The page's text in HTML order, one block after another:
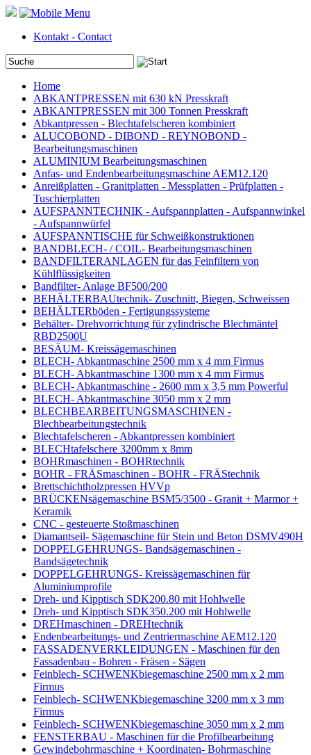
Kontakt - Contact
Home
ABKANTPRESSEN mit 630 kN Presskraft
ABKANTPRESSEN mit 300 Tonnen Presskraft
Abkantpressen - Blechtafelscheren kombiniert
ALUCOBOND - DIBOND - REYNOBOND -
Bearbeitungsmaschinen
ALUMINIUM Bearbeitungsmaschinen
Anfas- und Endenbearbeitungsmaschine AEM12.120
Anreißplatten - Granitplatten - Messplatten - Prüfplatten -
Tuschierplatten
AUFSPANNTECHNIK - Aufspannplatten - Aufspannwinkel
- Aufspannwürfel
AUFSPANNTISCHE für Schweißkonstruktionen
BANDBLECH- / COIL- Bearbeitungsmaschinen
BANDFILTERANLAGEN für das Feinfiltern von
Kühlflüssigkeiten
Bandfilter- Anlage BF500/200
BEHÄLTERBAUtechnik- Zuschnitt, Biegen, Schweissen
BEHÄLTERböden - Fertigungssysteme
Behälter- Drehvorrichtung für zylindrische Blechmäntel
RBD2500U
BESÄUM- Kreissägemaschinen
BLECH- Abkantmaschine 2500 mm x 4 mm Firmus
BLECH- Abkantmaschine 1300 mm x 4 mm Firmus
BLECH- Abkantmaschine - 2600 mm x 3,5 mm Powerful
BLECH- Abkantmaschine 3050 mm x 2 mm
BLECHBEARBEITUNGSMASCHINEN -
Blechbearbeitungstechnik
Blechtafelscheren - Abkantpressen kombiniert
BLECHtafelschere 3200mm x 8mm
BOHRmaschinen - BOHRtechnik
BOHR - FRÄSmaschinen - BOHR - FRÄStechnik
Brettschichtholzpressen HVVp
BRÜCKENsägemaschine BSM5/3500 - Granit + Marmor +
Keramik
CNC - gesteuerte Stoßmaschinen
Diamantseil- Sägemaschine für Stein und Beton DSMV490H
DOPPELGEHRUNGS- Bandsägemaschinen -
Bandsägetechnik
DOPPELGEHRUNGS- Kreissägemaschinen für
Aluminiumprofile
Dreh- und Kipptisch SDK200.80 mit Hohlwelle
Dreh- und Kipptisch SDK350.200 mit Hohlwelle
DREHmaschinen - DREHtechnik
Endenbearbeitungs- und Zentriermaschine AEM12.120
FASSADENVERKLEIDUNGEN - Maschinen für den
Fassadenbau - Bohren - Fräsen - Sägen
Feinblech- SCHWENKbiegemaschine 2500 mm x 2 mm
Firmus
Feinblech- SCHWENKbiegemaschine 3200 mm x 3 mm
Firmus
Feinblech- SCHWENKbiegemaschine 3050 mm x 2 mm
FENSTERBAU - Maschinen für die Profilbearbeitung
Gewindebohrmaschine + Koordinaten- Bohrmaschine